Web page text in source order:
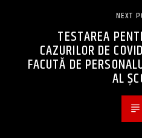
NEXT
TESTAREA
CAZURILOR DE
FACUTĂ DE
AL